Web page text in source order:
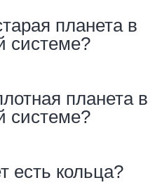
планета в
системе?
планета в
системе?
есть кольца?